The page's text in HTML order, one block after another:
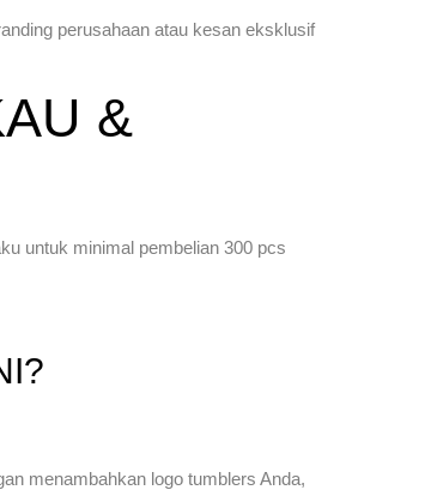
perusahaan atau kesan eksklusif
&
untuk minimal pembelian 300 pcs
menambahkan logo tumblers Anda,